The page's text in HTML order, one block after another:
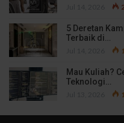
5 Deretan
Terbaik di…
Mau Kuliah?
Teknologi…